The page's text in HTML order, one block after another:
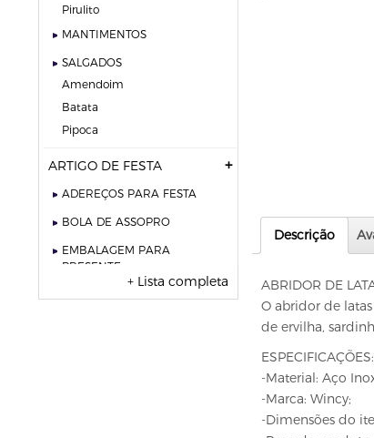
Descrição
ABRIDOR DE
O abridor de
de ervilha,
ESPECIFICAÇÕES:
-Material: Aço
-Marca: Wincy;
-Dimensões do
pirulito
MANTIMENTOS
SALGADOS
amendoim
batata
pipoca
ARTIGO DE FESTA
ADEREÇOS PARA FESTA
BOLA DE ASSOPRO
EMBALAGEM PARA
PRESENTE
+ Lista completa